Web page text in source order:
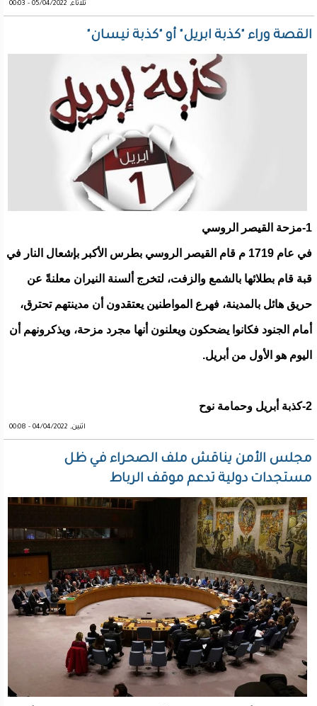
ثلاثاء, 05/04/2022 - 00:03
القصة وراء "كذبة ابريل" أو "كذبة نيسان"
1-مزحة القيصر الروسي
في عام 1719 م قام القيصر الروسي بطرس الأكبر بإشعال النار في
قبة قام بطلائها بالشمع والزفت، لتخرج ألسنة النيران معلنةً عن
حريق هائل بالمدينة، فهرع المواطنين يعتقدون أن مدينتهم تحترق،
أمام الجنود فكانوا يضحكون ويعلنون أنها مجرد مزحة، ويذكرونهم أن
اليوم هو الأول من أبريل.
2-كذبة أبريل وحمامة نوح
اثنين, 04/04/2022 - 00:08
مجلس الأمن يناقش ملف الصحراء في ظل
مستجدات دولية تدعم موقف الرباط